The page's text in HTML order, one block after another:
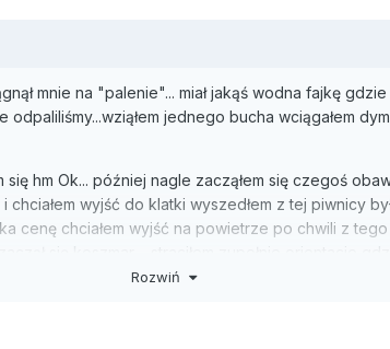
mnie na "palenie"... miał jakąś wodna fajkę
odpaliliśmy...wziąłem jednego bucha wciągałem
hm Ok... później nagle zacząłem się czegoś
wyjść do klatki wyszedłem z tej piwnicy
cenę chciałem wyjść na powietrze po chwili z tego
ciemno urwał mi się film.. jakoś poprosiłem kumpla
Rozwiń